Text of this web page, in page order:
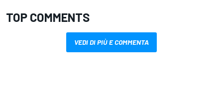
TOP COMMENTS
VEDI DI PIÙ E COMMENTA